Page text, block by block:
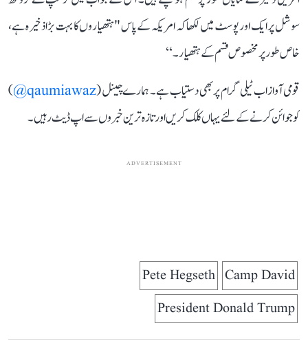
سوشل پر ایک اور پوسٹ میں لکھا کہ امریکہ کے پاس "ہتھیاروں کا بہت بڑا ذخیرہ ہے،
خاص طور پر مخصوص قسم کے ہتھیار۔‘‘
قومی آواز اب ٹیلی گرام پر بھی دستیاب ہے۔ ہمارے چینل (qaumiawaz@
)
کو جوائن کرنے کے لئے یہاں کلک کریں اور تازہ ترین خبروں سے اپ ڈیٹ رہیں۔
ADVERTISEMENT
Camp David
Pete Hegseth
President Donald Trump